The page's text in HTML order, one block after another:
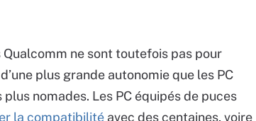
ne sont toutefois pas pour
plus grande autonomie que les PC
nomades. Les PC équipés de puces
la compatibilité avec des centaines, voire